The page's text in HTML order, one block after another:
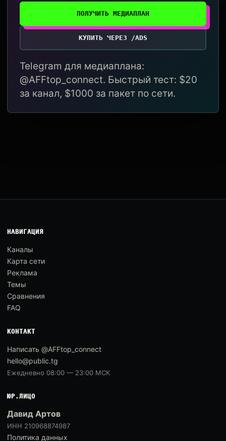
ПОЛУЧИТЬ МЕДИАПЛАН
КУПИТЬ ЧЕРЕЗ /ADS
Telegram для медиаплана:
@AFFtop_connect. Быстрый тест: $20
за канал, $1000 за пакет по сети.
НАВИГАЦИЯ
Каналы
Карта сети
Реклама
Темы
Сравнения
FAQ
КОНТАКТ
Написать @AFFtop_connect
hello@public.tg
Ежедневно 08:00 — 23:00 МСК
ЮР.ЛИЦО
Давид Артов
ИНН 210968874987
Политика данных